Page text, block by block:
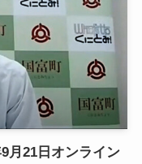
月21日オンライン